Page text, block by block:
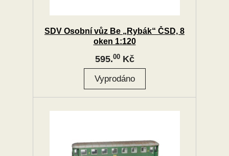
SDV Osobní vůz Be „Rybák“ ČSD, 8
oken 1:120
595.00Kč